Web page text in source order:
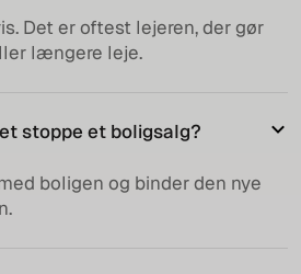
Det er oftest lejeren, der gør
længere leje.
stoppe et boligsalg?
boligen og binder den nye